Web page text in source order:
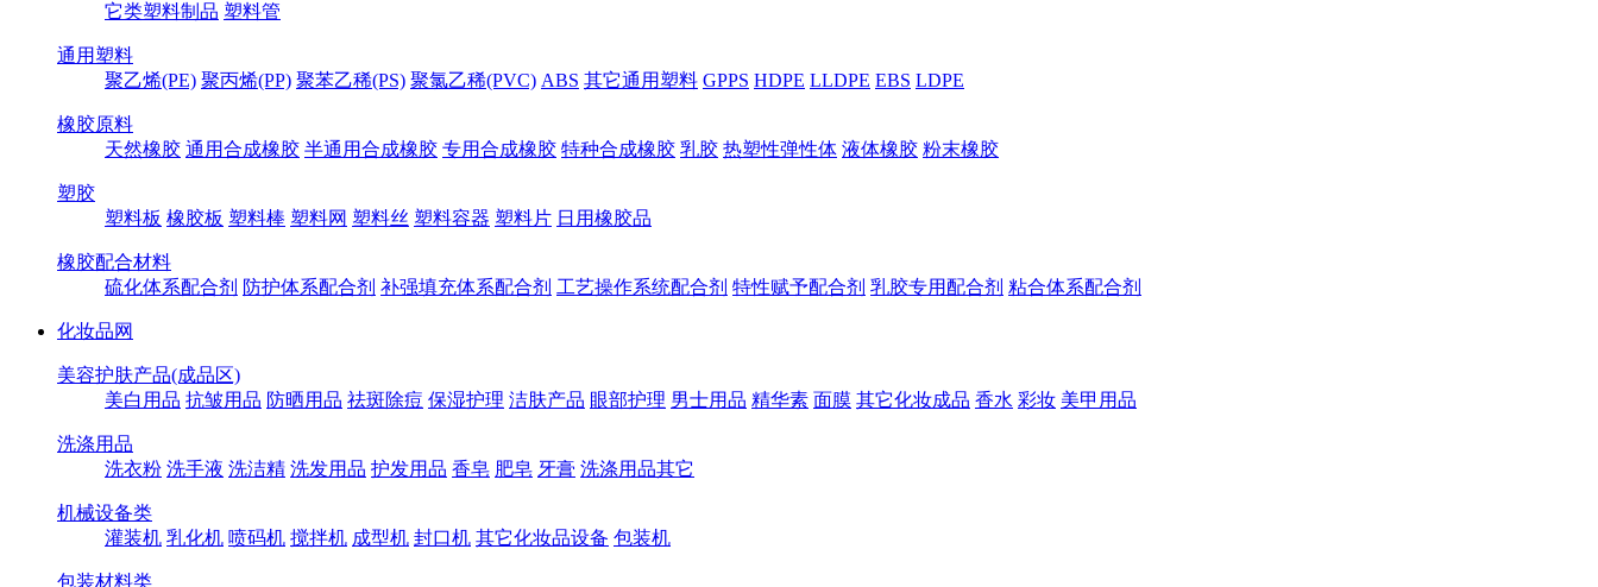
它类塑料制品 塑料管
通用塑料
聚乙烯(PE) 聚丙烯(PP) 聚苯乙稀(PS) 聚氯乙稀(PVC) ABS 其它通用塑料 GPPS HDPE LLDPE EBS LDPE
橡胶原料
天然橡胶 通用合成橡胶 半通用合成橡胶 专用合成橡胶 特种合成橡胶 乳胶 热塑性弹性体 液体橡胶 粉末橡胶
塑胶
塑料板 橡胶板 塑料棒 塑料网 塑料丝 塑料容器 塑料片 日用橡胶品
橡胶配合材料
硫化体系配合剂 防护体系配合剂 补强填充体系配合剂 工艺操作系统配合剂 特性赋予配合剂 乳胶专用配合剂 粘合体系配合剂
化妆品网
美容护肤产品(成品区)
美白用品 抗皱用品 防晒用品 祛斑除痘 保湿护理 洁肤产品 眼部护理 男士用品 精华素 面膜 其它化妆成品 香水 彩妆 美甲用品
洗涤用品
洗衣粉 洗手液 洗洁精 洗发用品 护发用品 香皂 肥皂 牙膏 洗涤用品其它
机械设备类
灌装机 乳化机 喷码机 搅拌机 成型机 封口机 其它化妆品设备 包装机
包装材料类